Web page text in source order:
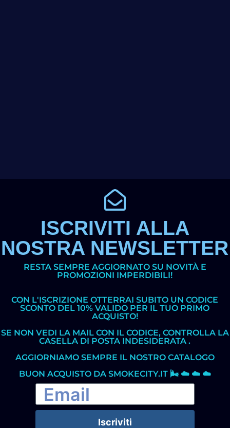
ISCRIVITI ALLA
NOSTRA NEWSLETTER
RESTA SEMPRE AGGIORNATO SU NOVITÀ E
PROMOZIONI IMPERDIBILI!
CON L'ISCRIZIONE OTTERRAI SUBITO UN CODICE
SCONTO DEL 10% VALIDO PER IL TUO PRIMO
ACQUISTO!
SE NON VEDI LA MAIL CON IL CODICE, CONTROLLA LA
CASELLA DI POSTA INDESIDERATA .
AGGIORNIAMO SEMPRE IL NOSTRO CATALOGO
BUON ACQUISTO DA SMOKECITY.IT 🌬️ ☁️ ☁️ ☁️
Iscriviti